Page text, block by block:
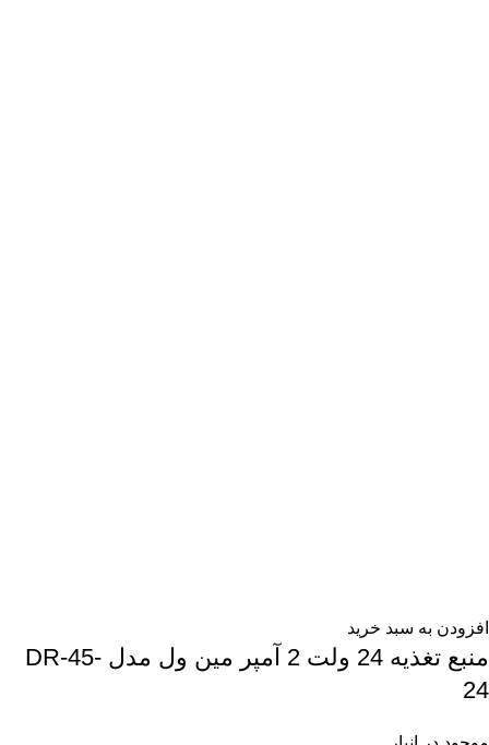
افزودن به سبد خرید
منبع تغذیه 24 ولت 2 آمپر مین ول مدل DR-45-
24